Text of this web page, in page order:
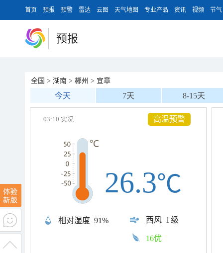
首页 预报 预警 雷达 云图 天气地图 专业产品 资讯 视频 节气
预报
全国 > 湖南 > 郴州 > 宜章
今天 7天 8-15天
高温预警
03:10 实况
相对湿度 91% 西风 1级
26.3℃
16优